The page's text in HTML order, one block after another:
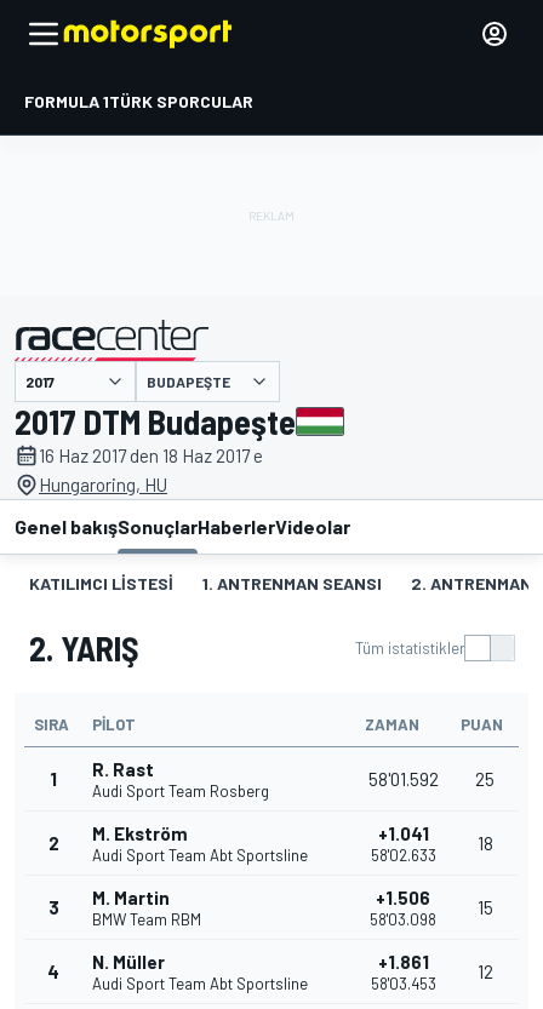
FORMULA 1TÜRK SPORCULAR
BUDAPEŞTE
2017 DTM Budapeşte
16 Haz 2017 den 18 Haz 2017 e
Hungaroring, HU
Genel bakışSonuçlarHaberlerVideolar
KATILIMCI LISTESI 1. ANTRENMAN SEANSI 2. ANTRENMAN
2. YARIŞ Tüm istatistikler
SIRA PILOT ZAMAN PUAN
1 R. Rast
Audi Sport Team Rosberg
58'01.592 25
2 M. Ekström
Audi Sport Team Abt Sportsline
+1.041
58'02.633
18
3 M. Martin
BMW Team RBM
+1.506
58'03.098
15
4 N. Müller
Audi Sport Team Abt Sportsline
+1.861
58'03.453
12